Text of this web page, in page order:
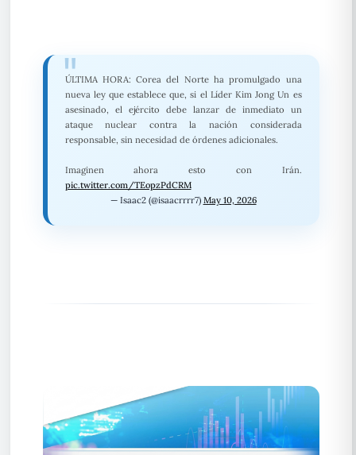
ÚLTIMA HORA: Corea del Norte ha promulgado una
nueva ley que establece que, si el Líder Kim Jong Un es
asesinado, el ejército debe lanzar de inmediato un
ataque nuclear contra la nación considerada
responsable, sin necesidad de órdenes adicionales.
Imaginen ahora esto con Irán.
pic.twitter.com/TEopzPdCRM
— Isaac2 (@isaacrrrr7) May 10, 2026